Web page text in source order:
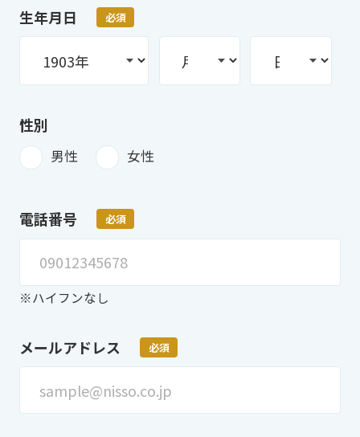
生年月日 必須
性別
男性 女性
電話番号 必須
※ハイフンなし
メールアドレス 必須